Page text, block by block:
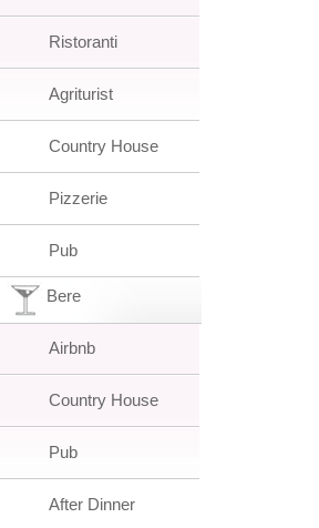
Ristoranti
Agriturist
Country House
Pizzerie
Pub
Bere
Airbnb
Country House
Pub
After Dinner